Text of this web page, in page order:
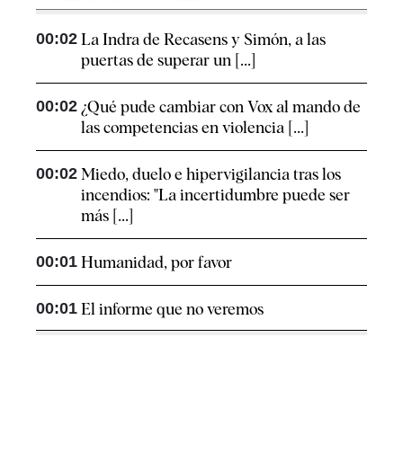
00:02 La Indra de Recasens y Simón, a las
puertas de superar un [...]
00:02 ¿Qué pude cambiar con Vox al mando de
las competencias en violencia [...]
00:02 Miedo, duelo e hipervigilancia tras los
incendios: "La incertidumbre puede ser
más [...]
00:01 Humanidad, por favor
00:01 El informe que no veremos